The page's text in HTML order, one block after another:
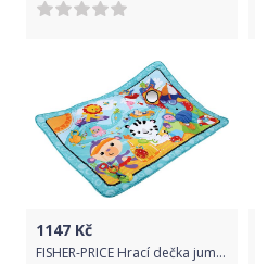
1147 Kč
FISHER-PRICE Hrací dečka jumbo